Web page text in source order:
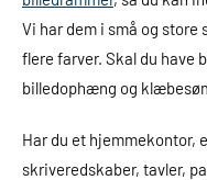
Vi har dem i små og store
flere farver. Skal du have
billedophæng og
Har du et hjemmekontor,
skriveredskaber, tavler,